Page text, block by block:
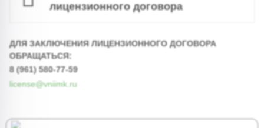
лицензионного договора
ДЛЯ ЗАКЛЮЧЕНИЯ ЛИЦЕНЗИОННОГО ДОГОВОРА
ОБРАЩАТЬСЯ:
8 (961) 580-77-59
license@vniimk.ru